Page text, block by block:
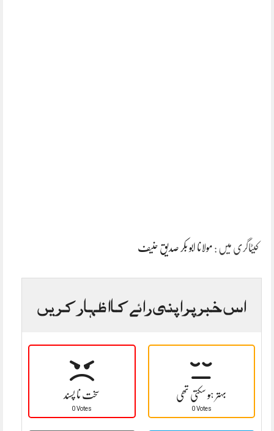
کیٹاگری میں : مولانا ابو بکر صدیق حنیف
اس خبر پر اپنی رائے کا اظہار کریں
سخت نا پسند
0 Votes
بہتر ہو سکتی تھی
0 Votes